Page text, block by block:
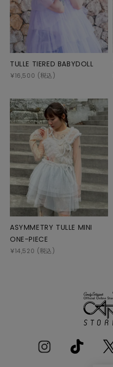
TULLE TIERED BABYDOLL
￥16,500 (税込)
ASYMMETRY TULLE MINI
ONE-PIECE
￥14,520 (税込)